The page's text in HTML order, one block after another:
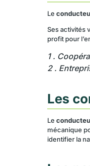
Le
Ses activités
profit pour
1 .
2 .
Les
Le
mécanique
identifier la